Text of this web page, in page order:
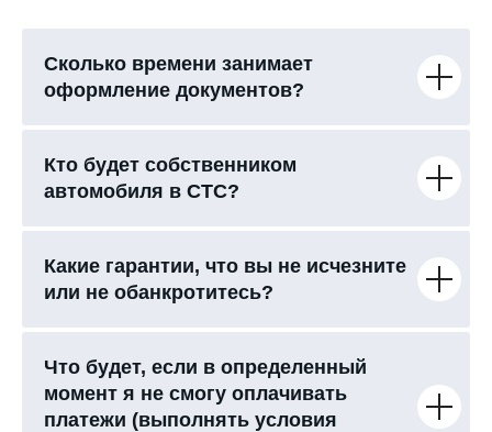
Сколько времени занимает
оформление документов?
Кто будет собственником
автомобиля в СТС?
Какие гарантии, что вы не исчезните
или не обанкротитесь?
Что будет, если в определенный
момент я не смогу оплачивать
платежи (выполнять условия